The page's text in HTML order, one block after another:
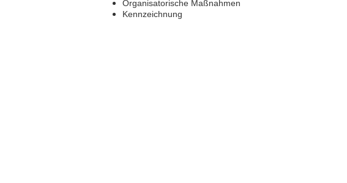
Organisatorische Maßnahmen
Kennzeichnung